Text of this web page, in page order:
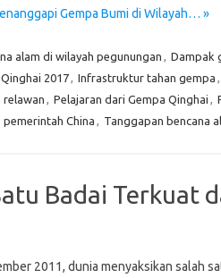
Gempa Bumi di Wilayah… »
alam di wilayah pegunungan , Dampak
2017, Infrastruktur tahan gempa ,
relawan , Pelajaran dari Gempa Qinghai ,
pemerintah China , Tanggapan bencana
Badai Terkuat
2011, dunia menyaksikan salah